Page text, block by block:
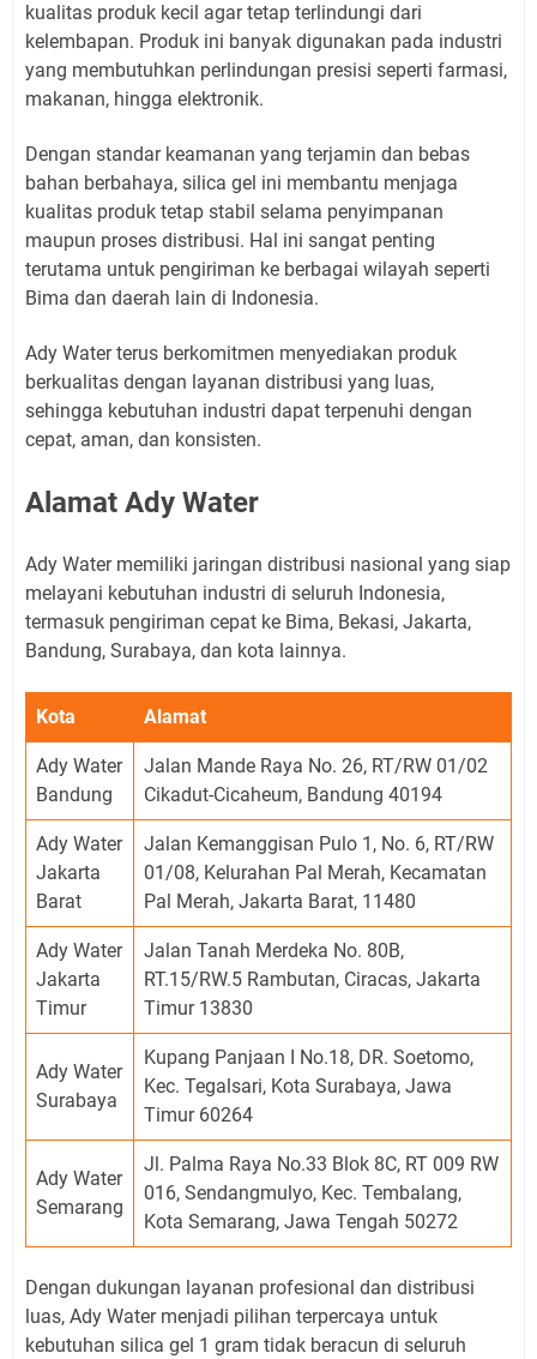
kualitas produk kecil agar tetap terlindungi dari
kelembapan. Produk ini banyak digunakan pada industri
yang membutuhkan perlindungan presisi seperti farmasi,
makanan, hingga elektronik.
Dengan standar keamanan yang terjamin dan bebas
bahan berbahaya, silica gel ini membantu menjaga
kualitas produk tetap stabil selama penyimpanan
maupun proses distribusi. Hal ini sangat penting
terutama untuk pengiriman ke berbagai wilayah seperti
Bima dan daerah lain di Indonesia.
Ady Water terus berkomitmen menyediakan produk
berkualitas dengan layanan distribusi yang luas,
sehingga kebutuhan industri dapat terpenuhi dengan
cepat, aman, dan konsisten.
Alamat Ady Water
Ady Water memiliki jaringan distribusi nasional yang siap
melayani kebutuhan industri di seluruh Indonesia,
termasuk pengiriman cepat ke Bima, Bekasi, Jakarta,
Bandung, Surabaya, dan kota lainnya.
Kota Alamat
Ady Water
Bandung
Jalan Mande Raya No. 26, RT/RW 01/02
Cikadut-Cicaheum, Bandung 40194
Ady Water
Jakarta
Barat
Jalan Kemanggisan Pulo 1, No. 6, RT/RW
01/08, Kelurahan Pal Merah, Kecamatan
Pal Merah, Jakarta Barat, 11480
Ady Water
Jakarta
Timur
Jalan Tanah Merdeka No. 80B,
RT.15/RW.5 Rambutan, Ciracas, Jakarta
Timur 13830
Ady Water
Surabaya
Kupang Panjaan I No.18, DR. Soetomo,
Kec. Tegalsari, Kota Surabaya, Jawa
Timur 60264
Ady Water
Semarang
Jl. Palma Raya No.33 Blok 8C, RT 009 RW
016, Sendangmulyo, Kec. Tembalang,
Kota Semarang, Jawa Tengah 50272
Dengan dukungan layanan profesional dan distribusi
luas, Ady Water menjadi pilihan terpercaya untuk
kebutuhan silica gel 1 gram tidak beracun di seluruh